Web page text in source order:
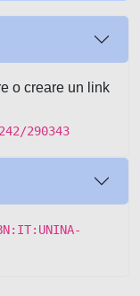
o creare un link
290343